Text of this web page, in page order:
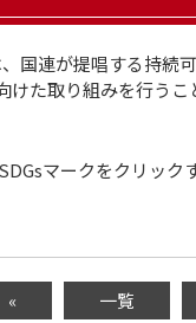
国連が提唱する持続
けた取り組みを行うこ
マークをクリック
« 一覧